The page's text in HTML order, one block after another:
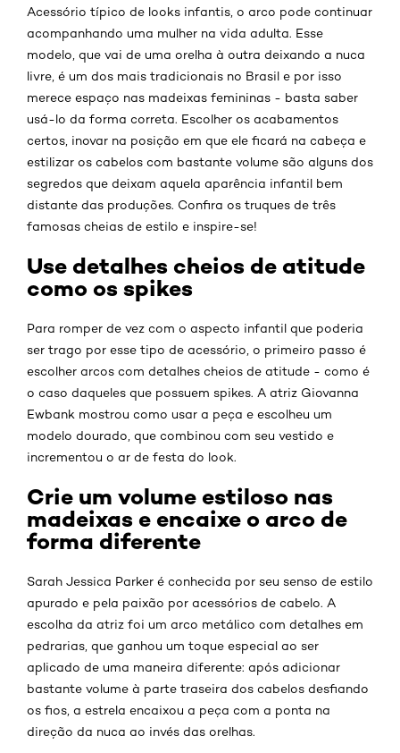
Acessório típico de looks infantis, o arco pode continuar
acompanhando uma mulher na vida adulta. Esse
modelo, que vai de uma orelha à outra deixando a nuca
livre, é um dos mais tradicionais no Brasil e por isso
merece espaço nas madeixas femininas - basta saber
usá-lo da forma correta. Escolher os acabamentos
certos, inovar na posição em que ele ficará na cabeça e
estilizar os cabelos com bastante volume são alguns dos
segredos que deixam aquela aparência infantil bem
distante das produções. Confira os truques de três
famosas cheias de estilo e inspire-se!
Use detalhes cheios de atitude
como os spikes
Para romper de vez com o aspecto infantil que poderia
ser trago por esse tipo de acessório, o primeiro passo é
escolher arcos com detalhes cheios de atitude - como é
o caso daqueles que possuem spikes. A atriz Giovanna
Ewbank mostrou como usar a peça e escolheu um
modelo dourado, que combinou com seu vestido e
incrementou o ar de festa do look.
Crie um volume estiloso nas
madeixas e encaixe o arco de
forma diferente
Sarah Jessica Parker é conhecida por seu senso de estilo
apurado e pela paixão por acessórios de cabelo. A
escolha da atriz foi um arco metálico com detalhes em
pedrarias, que ganhou um toque especial ao ser
aplicado de uma maneira diferente: após adicionar
bastante volume à parte traseira dos cabelos desfiando
os fios, a estrela encaixou a peça com a ponta na
direção da nuca ao invés das orelhas.